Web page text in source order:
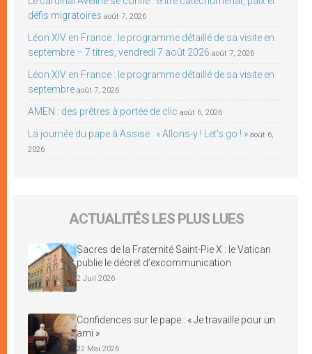
défis migratoires août 7, 2026
Léon XIV en France : le programme détaillé de sa visite en
septembre – 7 titres, vendredi 7 août 2026 août 7, 2026
Léon XIV en France : le programme détaillé de sa visite en
septembre août 7, 2026
AMEN : des prêtres à portée de clic août 6, 2026
La journée du pape à Assise : « Allons-y ! Let’s go ! » août 6,
2026
ACTUALITÉS LES PLUS LUES
Sacres de la Fraternité Saint-Pie X : le Vatican
publie le décret d’excommunication
2 Juil 2026
Confidences sur le pape : « Je travaille pour un
ami »
22 Mai 2026